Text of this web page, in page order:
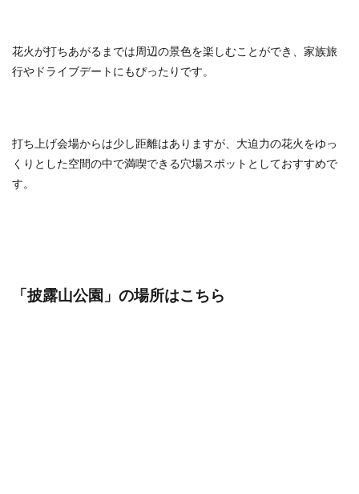
花火が打ちあがるまでは周辺の景色を楽しむことができ、家族旅
行やドライブデートにもぴったりです。
打ち上げ会場からは少し距離はありますが、大迫力の花火をゆっ
くりとした空間の中で満喫できる穴場スポットとしておすすめで
す。
「披露山公園 」の場所はこちら